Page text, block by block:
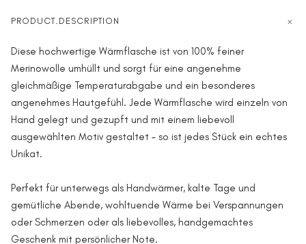
PRODUCT.DESCRIPTION
Diese hochwertige Wärmflasche ist von 100% feiner
Merinowolle umhüllt und sorgt für eine angenehme
gleichmäßige Temperaturabgabe und ein besonderes
angenehmes Hautgefühl. Jede Wärmflasche wird einzeln von
Hand gelegt und gezupft und mit einem liebevoll
ausgewählten Motiv gestaltet – so ist jedes Stück ein echtes
Unikat.
Perfekt für unterwegs als Handwärmer, kalte Tage und
gemütliche Abende, wohltuende Wärme bei Verspannungen
oder Schmerzen oder als liebevolles, handgemachtes
Geschenk mit persönlicher Note.